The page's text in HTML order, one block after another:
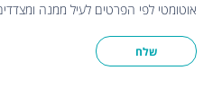
אוטומטי לפי הפרטים לעיל ממנה
שלח